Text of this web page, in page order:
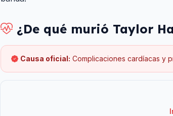
¿De qué murió Taylor
Causa oficial: Complicaciones cardíacas y